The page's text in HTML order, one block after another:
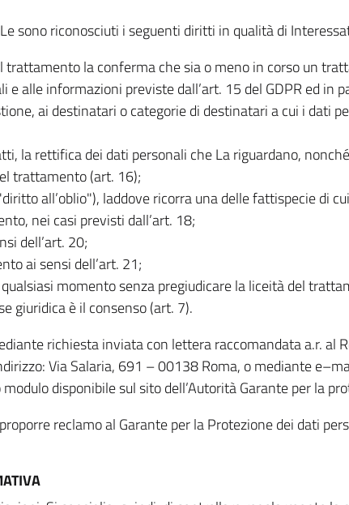
sono riconosciuti i seguenti diritti in qualità di
la conferma che sia o meno in corso un
e alle informazioni previste dall’art. 15 del GDPR ed
ai destinatari o categorie di destinatari a cui i dati
la rettifica dei dati personali che La riguardano,
trattamento (art. 16);
all’oblio"), laddove ricorra una delle fattispecie di
nei casi previsti dall’art. 18;
dell’art. 20;
ai sensi dell’art. 21;
momento senza pregiudicare la liceità del
giuridica è il consenso (art. 7).
richiesta inviata con lettera raccomandata a.r. al
Via Salaria, 691 – 00138 Roma, o mediante
disponibile sul sito dell’Autorità Garante per la
reclamo al Garante per la Protezione dei dati